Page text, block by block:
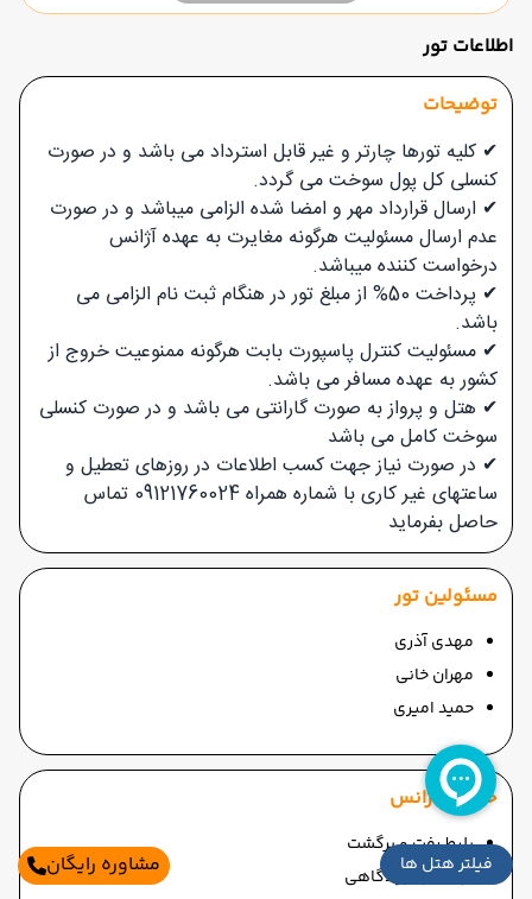
فیلتر هتل ها
اطلاعات تور
توضیحات
✔ کلیه تورها چارتر و غیر قابل استرداد می باشد و در صورت
کنسلی کل پول سوخت می گردد.
✔ ارسال قرارداد مهر و امضا شده الزامی میباشد و در صورت
عدم ارسال مسئولیت هرگونه مغایرت به عهده آژانس
درخواست کننده میباشد.
✔ پرداخت 50% از مبلغ تور در هنگام ثبت نام الزامی می
باشد.
✔ مسئولیت کنترل پاسپورت بابت هرگونه ممنوعیت خروج از
کشور به عهده مسافر می باشد.
✔ هتل و پرواز به صورت گارانتی می باشد و در صورت کنسلی
سوخت کامل می باشد
✔ در صورت نیاز جهت کسب اطلاعات در روزهای تعطیل و
ساعتهای غیر کاری با شماره همراه 09121760024 تماس
حاصل بفرماید
مسئولین تور
مهدی آذری
مهران خانی
حمید امیری
خدمات آژانس
بلیط رفت و برگشت
ترانسفر فرودگاهی
مشاوره رایگان